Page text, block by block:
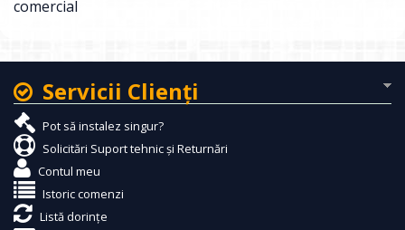
comercial
Servicii Clienţi
Pot să instalez singur?
Solicitări Suport tehnic și Returnări
Contul meu
Istoric comenzi
Listă dorințe